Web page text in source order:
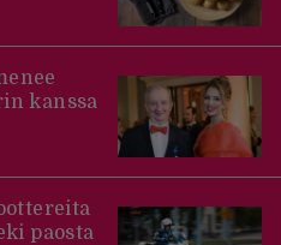
kanssa
paosta